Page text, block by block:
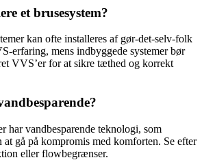
et brusesystem?
kan ofte installeres af gør-det-selv-folk
erfaring, mens indbyggede systemer bør
VVS’er for at sikre tæthed og korrekt
har vandbesparende teknologi, som
at gå på kompromis med komforten. Se efter
eller flowbegrænser.